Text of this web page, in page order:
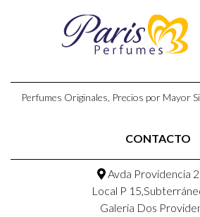
Perfumes Originales, Precios por Mayor
CONTACTO
Avda Providencia
Local P
Galeria Dos